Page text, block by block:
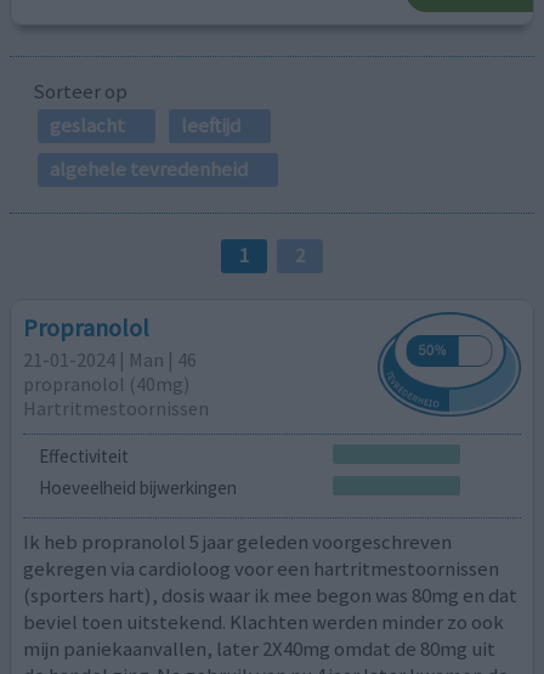
Sorteer op
geslacht
leeftijd
algehele tevredenheid
1 2
Propranolol
21-01-2024 | Man | 46
propranolol (40mg)
Hartritmestoornissen
Effectiviteit
Hoeveelheid bijwerkingen
Ik heb propranolol 5 jaar geleden voorgeschreven
gekregen via cardioloog voor een hartritmestoornissen
(sporters hart), dosis waar ik mee begon was 80mg en dat
beviel toen uitstekend. Klachten werden minder zo ook
mijn paniekaanvallen, later 2X40mg omdat de 80mg uit